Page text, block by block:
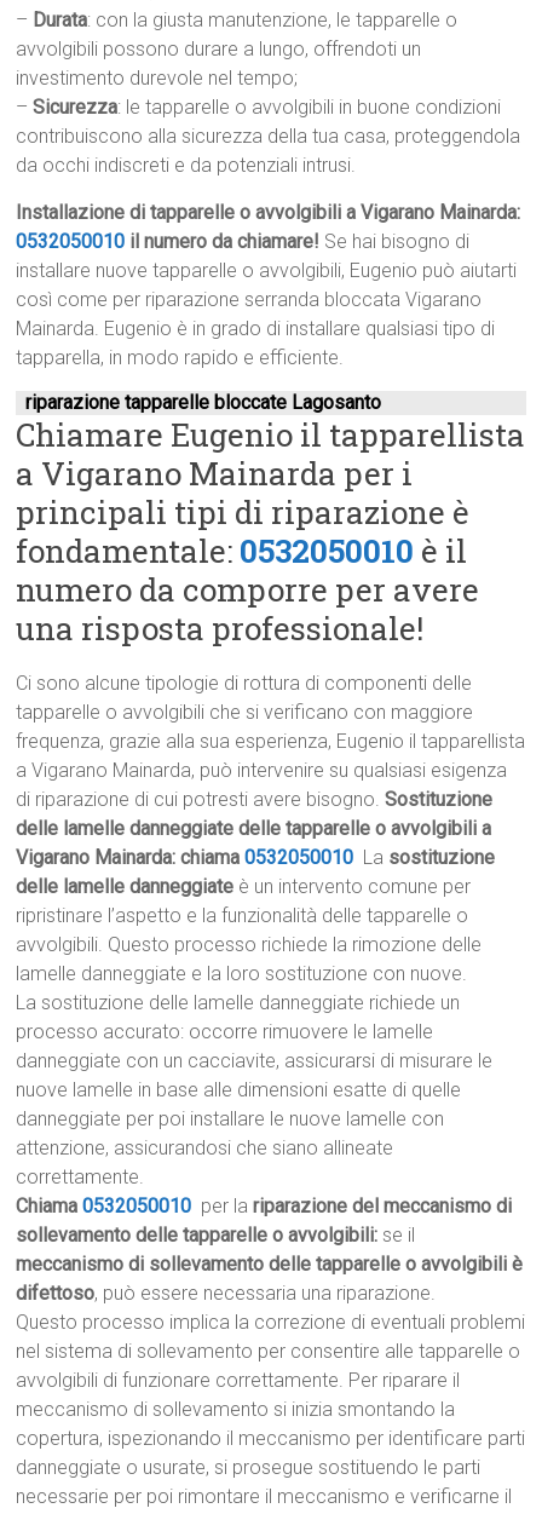
– Durata: con la giusta manutenzione, le tapparelle o
avvolgibili possono durare a lungo, offrendoti un
investimento durevole nel tempo;
–Sicurezza: le tapparelle o avvolgibili in buone condizioni
contribuiscono alla sicurezza della tua casa, proteggendola
da occhi indiscreti e da potenziali intrusi.
Installazione di tapparelle o avvolgibili a Vigarano Mainarda:
0532050010 il numero da chiamare! Se hai bisogno di
installare nuove tapparelle o avvolgibili, Eugenio può aiutarti
così come per riparazione serranda bloccata Vigarano
Mainarda. Eugenio è in grado di installare qualsiasi tipo di
tapparella, in modo rapido e efficiente.
riparazione tapparelle bloccate Lagosanto
Chiamare Eugenio il tapparellista
a Vigarano Mainarda per i
principali tipi di riparazione è
fondamentale: 0532050010 è il
numero da comporre per avere
una risposta professionale!
Ci sono alcune tipologie di rottura di componenti delle
tapparelle o avvolgibili che si verificano con maggiore
frequenza, grazie alla sua esperienza, Eugenio il tapparellista
a Vigarano Mainarda, può intervenire su qualsiasi esigenza
di riparazione di cui potresti avere bisogno.Sostituzione
delle lamelle danneggiate delle tapparelle o avvolgibili a
Vigarano Mainarda: chiama0532050010 La sostituzione
delle lamelle danneggiate è un intervento comune per
ripristinare l’aspetto e la funzionalità delle tapparelle o
avvolgibili. Questo processo richiede la rimozione delle
lamelle danneggiate e la loro sostituzione con nuove.
La sostituzione delle lamelle danneggiate richiede un
processo accurato: occorre rimuovere le lamelle
danneggiate con un cacciavite, assicurarsi di misurare le
nuove lamelle in base alle dimensioni esatte di quelle
danneggiate per poi installare le nuove lamelle con
attenzione, assicurandosi che siano allineate
correttamente.
Chiama0532050010 per lariparazione del meccanismo di
sollevamento delle tapparelle o avvolgibili: se il
meccanismo di sollevamento delle tapparelle o avvolgibili è
difettoso, può essere necessaria una riparazione.
Questo processo implica la correzione di eventuali problemi
nel sistema di sollevamento per consentire alle tapparelle o
avvolgibili di funzionare correttamente. Per riparare il
meccanismo di sollevamento si inizia smontando la
copertura, ispezionando il meccanismo per identificare parti
danneggiate o usurate, si prosegue sostituendo le parti
necessarie per poi rimontare il meccanismo e verificarne il